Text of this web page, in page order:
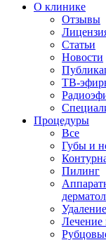
О клинике
Отзывы
Статьи
Новости
ТВ-
Процедуры
Все
Губы и
Пилинг
Лечение